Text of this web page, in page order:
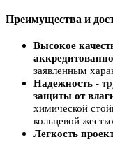
Преимущества и
Высокое
заявленным
Надежность -
защиты от
химической
кольцевой
Легкость